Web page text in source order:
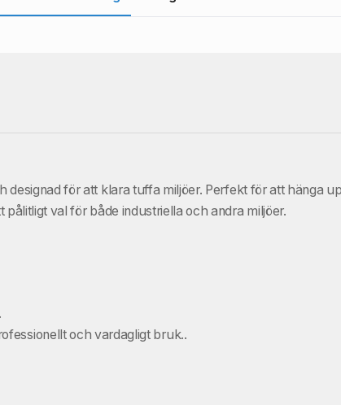
designad för att klara tuffa miljöer. Perfekt för att hänga
val för både industriella och andra miljöer.
och vardagligt bruk..